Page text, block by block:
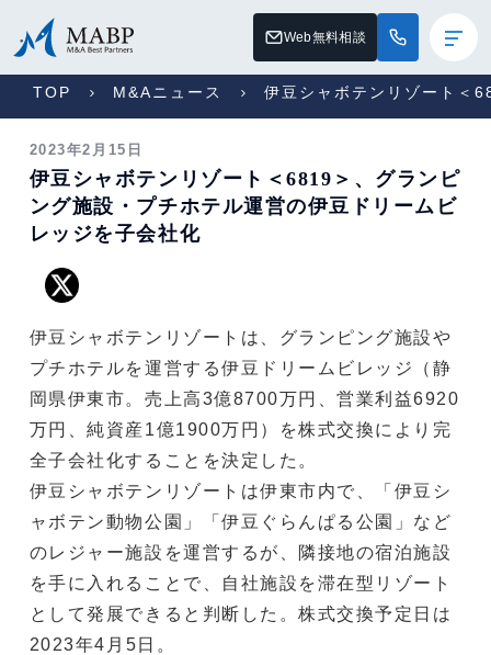
Web無料相談
TOP M&Aニュース 伊豆シャボテンリゾート＜
2023年2月15日
伊豆シャボテンリゾート＜6819＞、グランピ
ング施設・プチホテル運営の伊豆ドリームビ
レッジを子会社化
伊豆シャボテンリゾートは、グランピング施設や
プチホテルを運営する伊豆ドリームビレッジ（静
岡県伊東市。売上高3億8700万円、営業利益6920
万円、純資産1億1900万円）を株式交換により完
全子会社化することを決定した。
伊豆シャボテンリゾートは伊東市内で、「伊豆シ
ャボテン動物公園」「伊豆ぐらんぱる公園」など
のレジャー施設を運営するが、隣接地の宿泊施設
を手に入れることで、自社施設を滞在型リゾート
として発展できると判断した。株式交換予定日は
2023年4月5日。